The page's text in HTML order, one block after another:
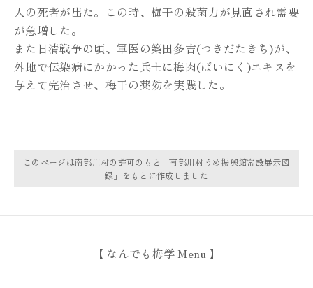
人の死者が出た。 この時、梅干の殺菌力が見直され需要
が急増した。
また日清戦争の頃、 軍医の築田多吉(つきだたきち)が、
外地で伝染病にかかった兵士に梅肉(ばいにく)エキスを
与えて完治させ、梅干の薬効を実践した。
このページは南部川村の許可のもと「南部川村うめ振興館常設展示図
録」をもとに作成しました
【 なんでも梅学 Menu 】